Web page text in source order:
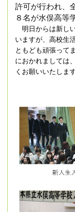
許可が行われ、
８名が水俣高等
明日からは新し
いますが、高校生
ともども頑張って
におかれましては
くお願いいたします